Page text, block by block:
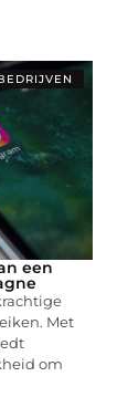
een
Met
om